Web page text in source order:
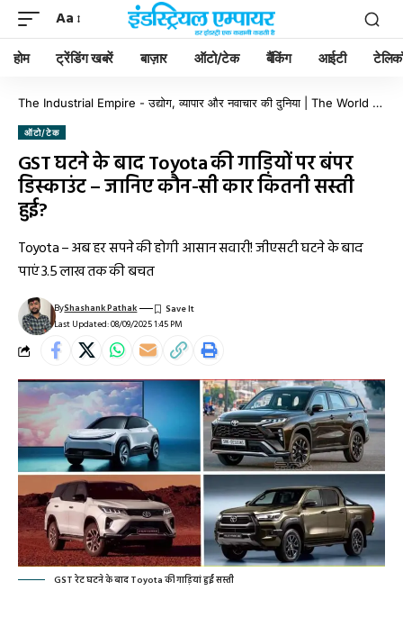
Aa
होम ट्रेंडिंग खबरें बाज़ार ऑटो/टेक बैंकिंग आईटी
The Industrial Empire - उद्योग, व्यापार और नवाचार की दुनिया | The World of Industry, Business & Innovation
ऑटो/टेक
GST घटने के बाद Toyota की गाड़ियों पर बंपर
डिस्काउंट – जानिए कौन-सी कार कितनी सस्ती
हुई?
Toyota – अब हर सपने की होगी आसान सवारी! जीएसटी घटने के बाद
पाएं 3.5 लाख तक की बचत
Last Updated: 08/09/2025 1:45 PM
ByShashank Pathak
GST रेट घटने के बाद Toyota की गाड़ियां हुईं सस्ती